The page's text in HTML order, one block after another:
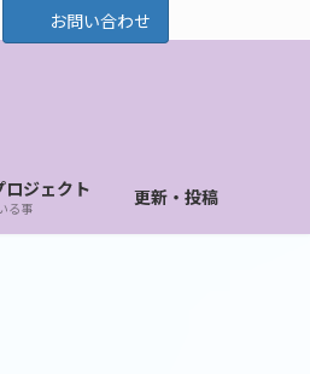
お問い合わせ
ジェクト
る事 更新・投稿